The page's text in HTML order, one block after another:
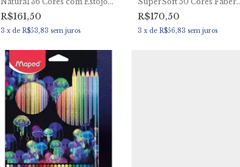
de Madeira Edição Limitada
Faber Castell
R$161,50
3 x de R$53,83 sem juros
Castell
R$170,50
3 x de R$56,83 sem juros